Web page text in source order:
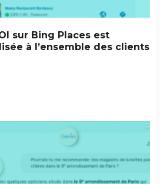
sur Bing Places est
à l’ensemble des clients